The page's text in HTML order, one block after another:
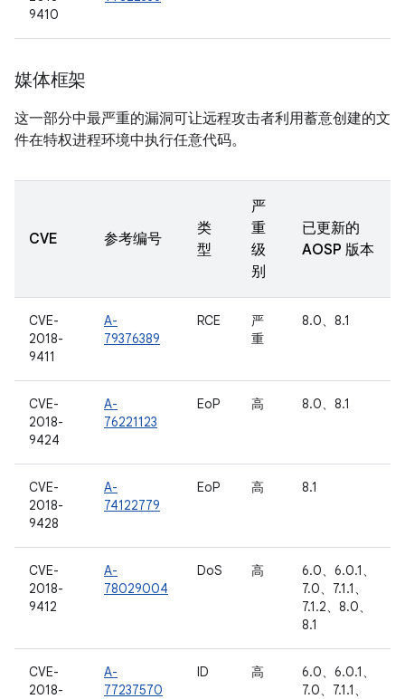
9410
媒体框架
这一部分中最严重的漏洞可让远程攻击者利用蓄意创建的文
件在特权进程环境中执行任意代码。
CVE 参考编号
类
型
严
重
级
别
已更新的
AOSP 版本
CVE-
2018-
9411
A-
79376389
RCE
严
重
8.0、8.1
CVE-
2018-
9424
A-
76221123
EoP 高 8.0、8.1
CVE-
2018-
9428
A-
74122779
EoP 高 8.1
CVE-
2018-
9412
A-
78029004
DoS 高
6.0、6.0.1、
7.0、7.1.1、
7.1.2、8.0、
8.1
CVE-
2018-
A-
77237570
ID 高
6.0、6.0.1、
7.0、7.1.1、